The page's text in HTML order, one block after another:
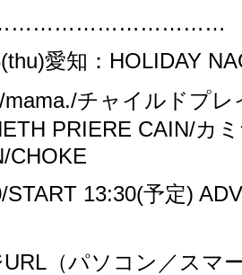
愛知：HOLIDAY
チャイルドプレ
PRIERE CAIN/カ
CHOKE
START 13:30(予定)
（パソコン／スマ